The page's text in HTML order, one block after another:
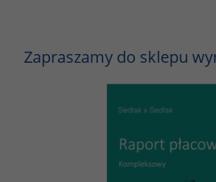
Zapraszamy do sklepu